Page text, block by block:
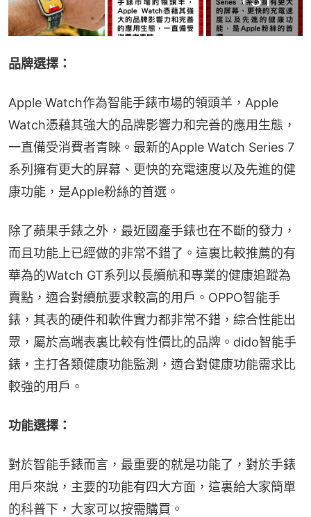
品牌選擇：
Apple Watch作為智能手錶市場的領頭羊，Apple
Watch憑藉其強大的品牌影響力和完善的應用生態，
一直備受消費者青睞。最新的Apple Watch Series 7
系列擁有更大的屏幕、更快的充電速度以及先進的健
康功能，是Apple粉絲的首選。
除了蘋果手錶之外，最近國產手錶也在不斷的發力，
而且功能上已經做的非常不錯了。這裏比較推薦的有
華為的Watch GT系列以長續航和專業的健康追蹤為
賣點，適合對續航要求較高的用戶。OPPO智能手
錶，其表的硬件和軟件實力都非常不錯，綜合性能出
眾，屬於高端表裏比較有性價比的品牌。dido智能手
錶，主打各類健康功能監測，適合對健康功能需求比
較強的用戶。
功能選擇：
對於智能手錶而言，最重要的就是功能了，對於手錶
用戶來說，主要的功能有四大方面，這裏給大家簡單
的科普下，大家可以按需購買。